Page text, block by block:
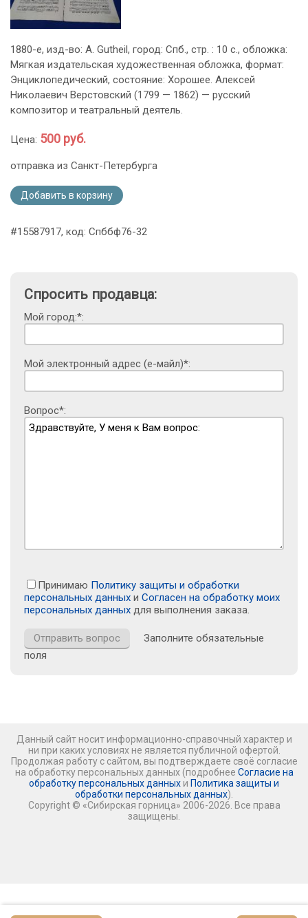
1880-е, изд-во: A. Gutheil, город: Спб., стр. : 10 с., обложка:
Мягкая издательская художественная обложка, формат:
Энциклопедический, состояние: Хорошее. Алексей
Николаевич Верстовский (1799 — 1862) — русский
композитор и театральный деятель.
Цена: 500 руб.
отправка из Санкт-Петербурга
Добавить в корзину
#15587917, код: Спббф76-32
Спросить продавца:
Мой город:*:
Мой электронный адрес (е-майл)*:
Вопрос*:
Принимаю Политику защиты и обработки
персональных данных и Согласен на обработку моих
персональных данных для выполнения заказа.
Заполните обязательные
поля
Данный сайт носит информационно-справочный характер и
ни при каких условиях не является публичной офертой.
Продолжая работу с сайтом, вы подтверждаете своё согласие
на обработку персональных данных (подробнее Согласие на
обработку персональных данных и Политика защиты и
обработки персональных данных).
Copyright © «Сибирская горница» 2006-2026. Все права
защищены.